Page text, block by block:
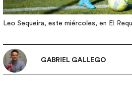
Leo Sequeira, este miércoles, en El
GABRIEL GALLEGO